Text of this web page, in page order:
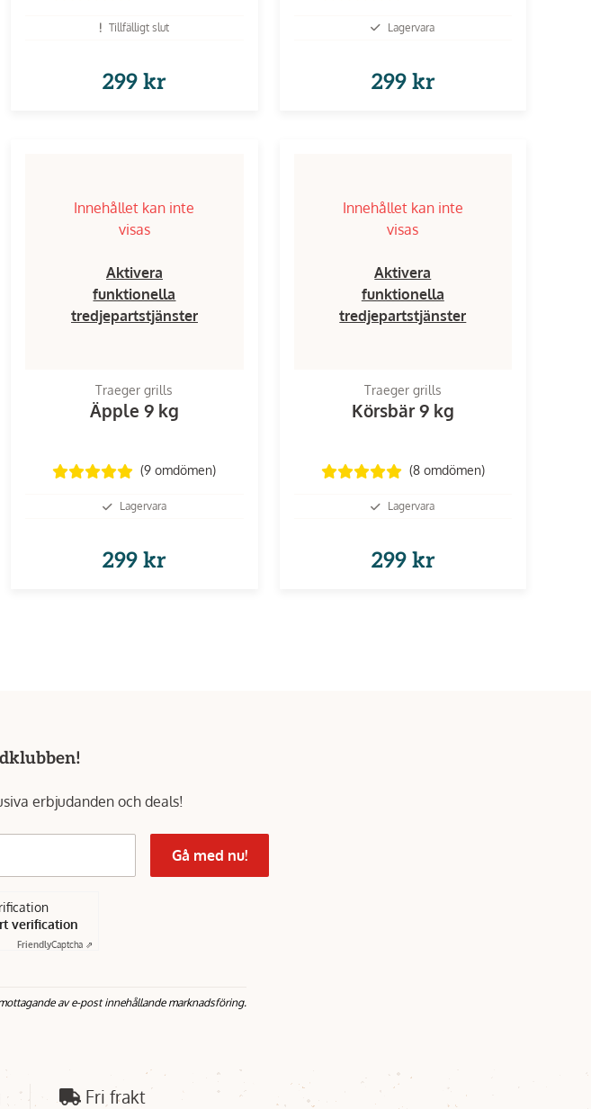
Tillfälligt slut
299 kr
Lagervara
299 kr
Innehållet kan inte
visas
Aktivera
funktionella
tredjepartstjänster
Traeger grills
Äpple 9 kg
(9omdömen)
Lagervara
299 kr
Innehållet kan inte
visas
Aktivera
funktionella
tredjepartstjänster
Traeger grills
Körsbär 9 kg
(8 omdömen)
Lagervara
299 kr
erbjudanden och deals!
Gå med nu!
verification
FriendlyCaptcha ⇗
av e-post innehållande marknadsföring.
Fri frakt